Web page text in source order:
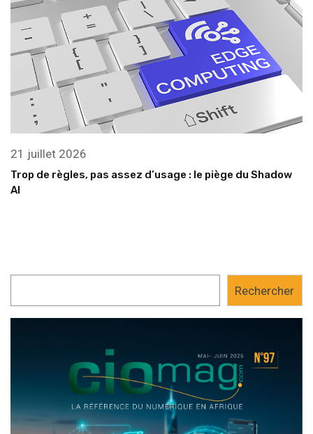
21 juillet 2026
Trop de règles, pas assez d’usage : le piège du Shadow
AI
Rechercher